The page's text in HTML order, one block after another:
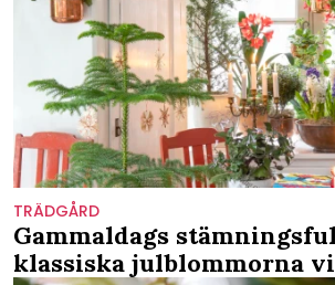
TRÄDGÅRD
Gammaldags
klassiska julblommorna